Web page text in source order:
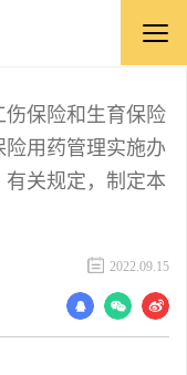
保险和生育保险
用药管理实施办
有关规定，制定本
2022.09.15